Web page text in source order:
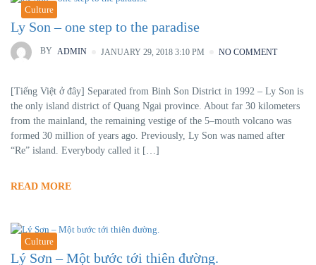
Culture
Ly Son – one step to the paradise
BY ADMIN JANUARY 29, 2018 3:10 PM NO COMMENT
[Tiếng Việt ở đây] Separated from Binh Son District in 1992 – Ly Son is
the only island district of Quang Ngai province. About far 30 kilometers
from the mainland, the remaining vestige of the 5–mouth volcano was
formed 30 million of years ago. Previously, Ly Son was named after
“Re” island. Everybody called it […]
READ MORE
Culture
Lý Sơn – Một bước tới thiên đường.